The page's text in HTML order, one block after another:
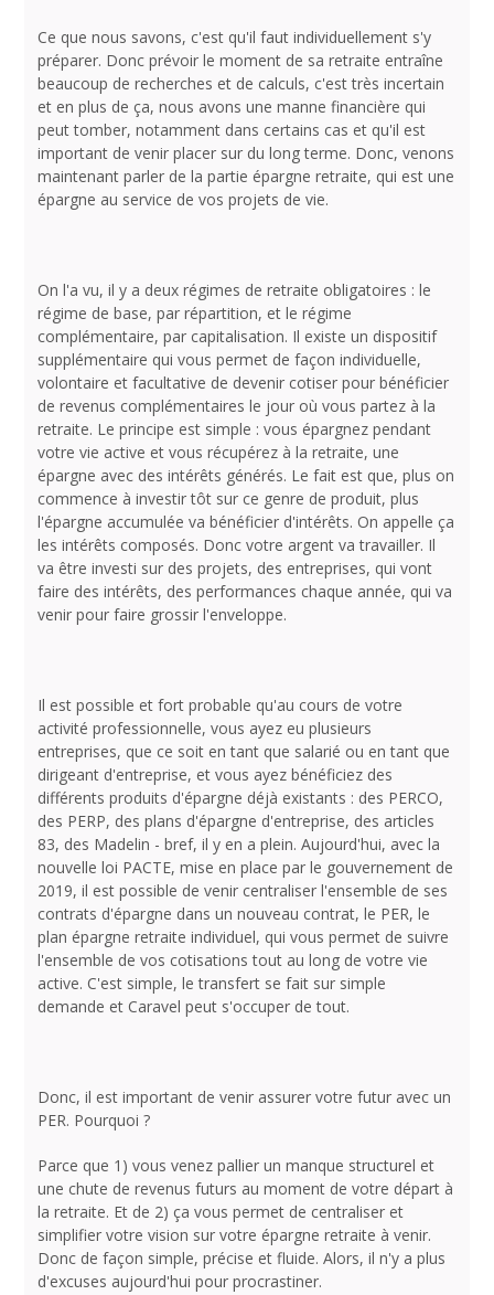
Ce que nous savons, c'est qu'il faut individuellement s'y
préparer. Donc prévoir le moment de sa retraite entraîne
beaucoup de recherches et de calculs, c'est très incertain
et en plus de ça, nous avons une manne financière qui
peut tomber, notamment dans certains cas et qu'il est
important de venir placer sur du long terme. Donc, venons
maintenant parler de la partie épargne retraite, qui est une
épargne au service de vos projets de vie.
On l'a vu, il y a deux régimes de retraite obligatoires : le
régime de base, par répartition, et le régime
complémentaire, par capitalisation. Il existe un dispositif
supplémentaire qui vous permet de façon individuelle,
volontaire et facultative de devenir cotiser pour bénéficier
de revenus complémentaires le jour où vous partez à la
retraite. Le principe est simple : vous épargnez pendant
votre vie active et vous récupérez à la retraite, une
épargne avec des intérêts générés. Le fait est que, plus on
commence à investir tôt sur ce genre de produit, plus
l'épargne accumulée va bénéficier d'intérêts. On appelle ça
les intérêts composés. Donc votre argent va travailler. Il
va être investi sur des projets, des entreprises, qui vont
faire des intérêts, des performances chaque année, qui va
venir pour faire grossir l'enveloppe.
Il est possible et fort probable qu'au cours de votre
activité professionnelle, vous ayez eu plusieurs
entreprises, que ce soit en tant que salarié ou en tant que
dirigeant d'entreprise, et vous ayez bénéficiez des
différents produits d'épargne déjà existants : des PERCO,
des PERP, des plans d'épargne d'entreprise, des articles
83, des Madelin - bref, il y en a plein. Aujourd'hui, avec la
nouvelle loi PACTE, mise en place par le gouvernement de
2019, il est possible de venir centraliser l'ensemble de ses
contrats d'épargne dans un nouveau contrat, le PER, le
plan épargne retraite individuel, qui vous permet de suivre
l'ensemble de vos cotisations tout au long de votre vie
active. C'est simple, le transfert se fait sur simple
demande et Caravel peut s'occuper de tout.
Donc, il est important de venir assurer votre futur avec un
PER. Pourquoi ?
Parce que 1) vous venez pallier un manque structurel et
une chute de revenus futurs au moment de votre départ à
la retraite. Et de 2) ça vous permet de centraliser et
simplifier votre vision sur votre épargne retraite à venir.
Donc de façon simple, précise et fluide. Alors, il n'y a plus
d'excuses aujourd'hui pour procrastiner.